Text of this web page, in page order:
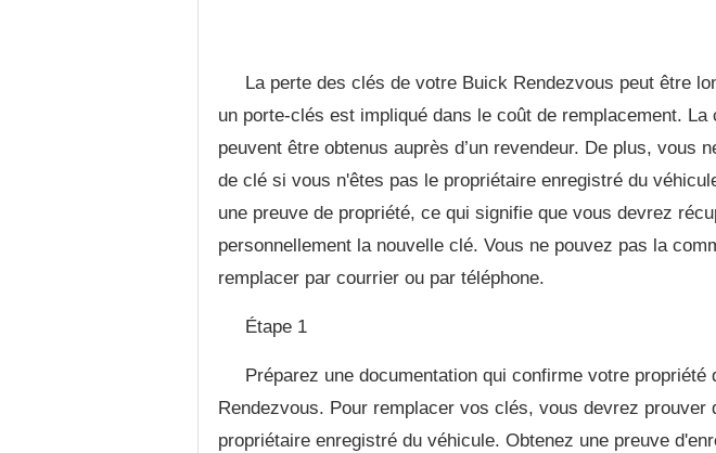
La perte des clés de votre Buick Rendezvous peut être
un porte-clés est impliqué dans le coût de remplacement. La
peuvent être obtenus auprès d’un revendeur. De plus, vous
de clé si vous n'êtes pas le propriétaire enregistré du
une preuve de propriété, ce qui signifie que vous devrez
personnellement la nouvelle clé. Vous ne pouvez pas la
remplacer par courrier ou par téléphone.
Étape 1
Préparez une documentation qui confirme votre propriété
Rendezvous. Pour remplacer vos clés, vous devrez prouver
propriétaire enregistré du véhicule. Obtenez une preuve